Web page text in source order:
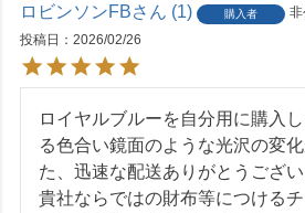
ロビンソンFB 1 購入者
非
投稿日
2026/02/26
ロイヤルブルーを自分用に購入
る色合い鏡面のような光沢の変
た、迅速な配送ありがとうござい
貴社ならではの財布等につける